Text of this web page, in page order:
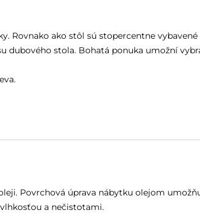
Rovnako ako stôl sú stopercentne
dubového stola. Bohatá ponuka umožní
Povrchová úprava nábytku olejom
a nečistotami.